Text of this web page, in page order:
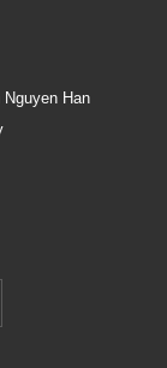
Han